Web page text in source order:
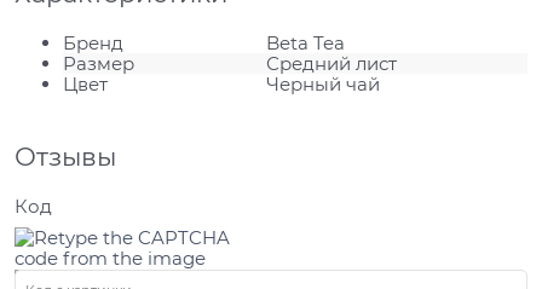
Бренд
Beta Tea
Размер
Средний лист
Цвет
Черный чай
Отзывы
Код